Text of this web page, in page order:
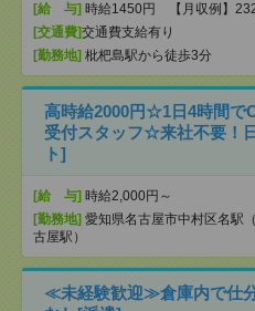
[給 与] 時給1450円 【月収例】
[交通費]交通費支給有り
[勤務地] 枇杷島駅から徒歩3分
高時給2000円☆1日4時間で
受付スタッフ☆来社不要！
ト]
[給 与] 時給2,000円～
[勤務地] 愛知県名古屋市中村区名駅
古屋駅）
≪未経験歓迎≫倉庫内で仕